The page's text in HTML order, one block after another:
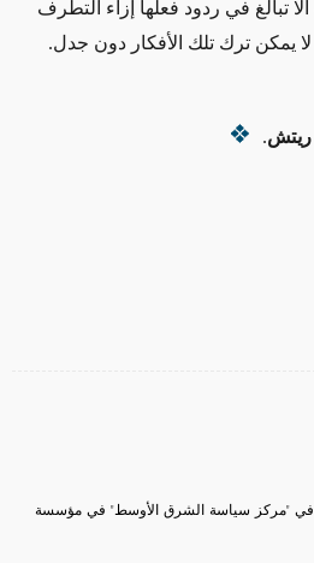
في "مركز سياسة الشرق الأوسط" في مؤسسة
تبالغ في ردود فعلها إزاء التطرف
لا يمكن ترك تلك الأفكار دون جدل.
.